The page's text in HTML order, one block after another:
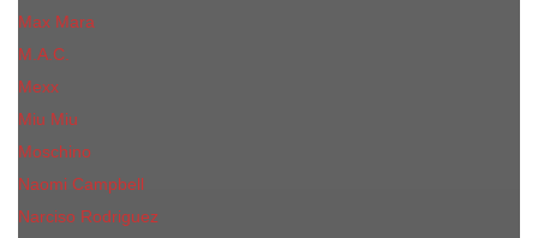
Max Mara
M.А.C.
Mexx
Miu Miu
Mоsсhino
Naomi Campbell
Narciso Rodriguez